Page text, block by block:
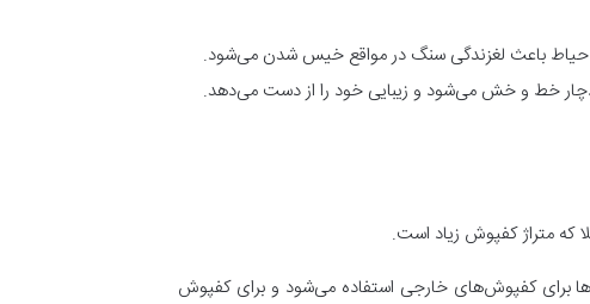
حیاط باعث لغزندگی سنگ در مواقع خیس شدن می‌شود.
خط و خش می‌شود و زیبایی خود را از دست می‌دهد.
متراژ کفپوش زیاد است.
ها برای کفپوش‌های خارجی استفاده می‌شود و برای کفپوش